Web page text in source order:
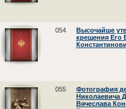
054
Высочайше
крещения Его
055
Фотография
Николаевича
Вячеслава